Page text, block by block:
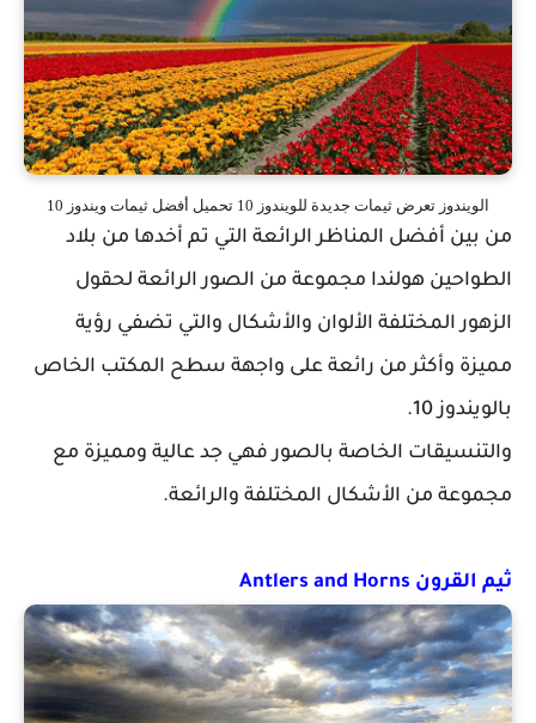
الويندوز تعرض ثيمات جديدة للويندوز 10 تحميل أفضل ثيمات ويندوز 10
من بين أفضل المناظر الرائعة التي تم أخدها من بلاد
الطواحين هولندا مجموعة من الصور الرائعة لحقول
الزهور المختلفة الألوان والأشكال والتي تضفي رؤية
مميزة وأكثر من رائعة على واجهة سطح المكتب الخاص
بالويندوز 10.
والتنسيقات الخاصة بالصور فهي جد عالية ومميزة مع
مجموعة من الأشكال المختلفة والرائعة.
ثيم القرون Antlers and Horns